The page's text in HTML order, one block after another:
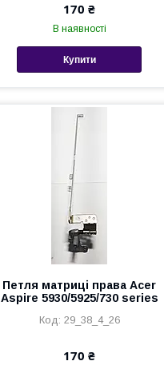
170 ₴
В наявності
Купити
Петля матриці права Acer
Aspire 5930/5925/730 series
29_38_4_26
170 ₴